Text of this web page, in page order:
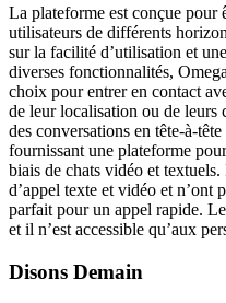
La plateforme est conçue pour
utilisateurs de différents
sur la facilité d’utilisation et
diverses fonctionnalités,
choix pour entrer en contact
de leur localisation ou de leurs
des conversations en tête-à-
fournissant une plateforme
biais de chats vidéo et
d’appel texte et vidéo et n’ont
parfait pour un appel rapide.
et il n’est accessible qu’aux
Disons Demain